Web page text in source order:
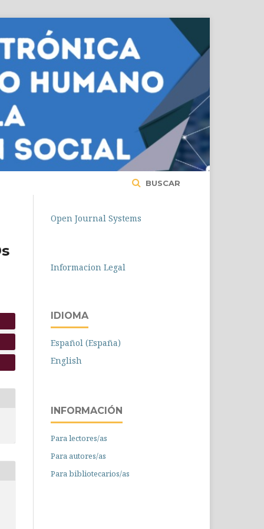
BUSCAR
Open Journal Systems
Informacion Legal
IDIOMA
Español (España)
English
INFORMACIÓN
Para lectores/as
Para autores/as
Para bibliotecarios/as